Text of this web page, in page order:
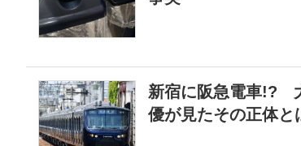
新宿に阪急電車!?
優が見たその正体